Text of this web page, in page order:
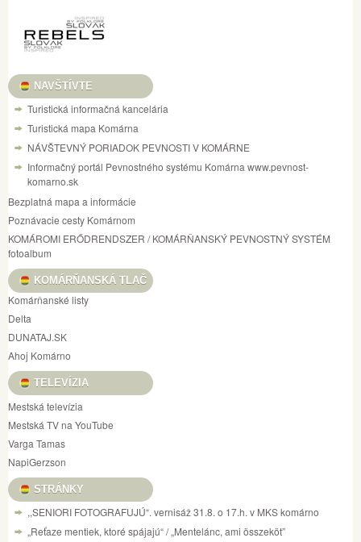
NAVŠTÍVTE
Turistická informačná kancelária
Turistická mapa Komárna
NÁVŠTEVNÝ PORIADOK PEVNOSTI V KOMÁRNE
Informačný portál Pevnostného systému Komárna www.pevnost-
komarno.sk
Bezplatná mapa a informácie
Poznávacie cesty Komárnom
KOMÁROMI ERŐDRENDSZER / KOMÁRŇANSKÝ PEVNOSTNÝ SYSTÉM
fotoalbum
KOMÁRŇANSKÁ TLAČ
Komárňanské listy
Delta
DUNATAJ.SK
Ahoj Komárno
TELEVÍZIA
Mestská televízia
Mestská TV na YouTube
Varga Tamas
NapiGerzson
STRÁNKY
,,SENIORI FOTOGRAFUJÚ“. vernisáž 31.8. o 17.h. v MKS komárno
„Reťaze mentiek, ktoré spájajú“ / „Mentelánc, ami összeköt”